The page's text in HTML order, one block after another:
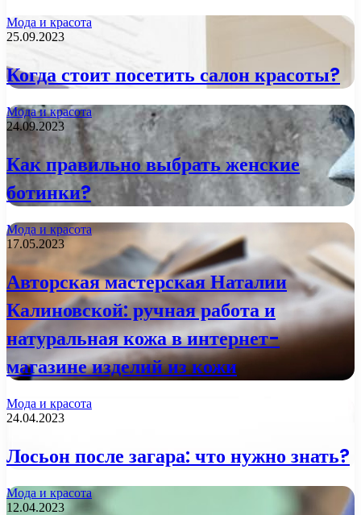
Мода и красота
25.09.2023
Когда стоит посетить салон красоты?
Мода и красота
24.09.2023
Как правильно выбрать женские
ботинки?
Мода и красота
17.05.2023
Авторская мастерская Наталии
Калиновской: ручная работа и
натуральная кожа в интернет-
магазине изделий из кожи
Мода и красота
24.04.2023
Лосьон после загара: что нужно знать?
Мода и красота
12.04.2023